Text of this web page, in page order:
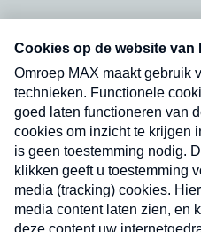
Neem hier een gratis
nieuwsbrief. Elke
uw mailbox.